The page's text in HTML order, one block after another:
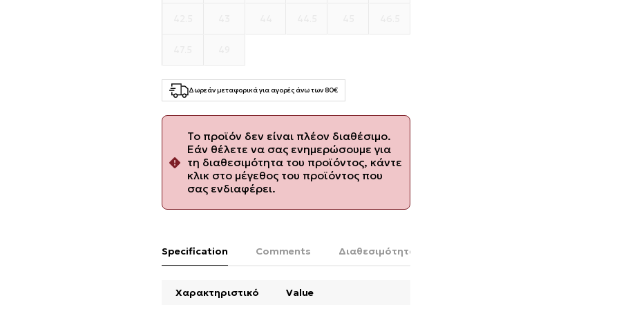
Δωρεάν μεταφορικά για αγορές άνω των 80€
Το προϊόν δεν είναι πλέον διαθέσιμο.
Εάν θέλετε να σας ενημερώσουμε για
τη διαθεσιμότητα του προϊόντος, κάντε
κλικ στο μέγεθος του προϊόντος που
σας ενδιαφέρει.
Specification Comments Διαθεσιμότητα στο κατάστημα
Χαρακτηριστικό
Value